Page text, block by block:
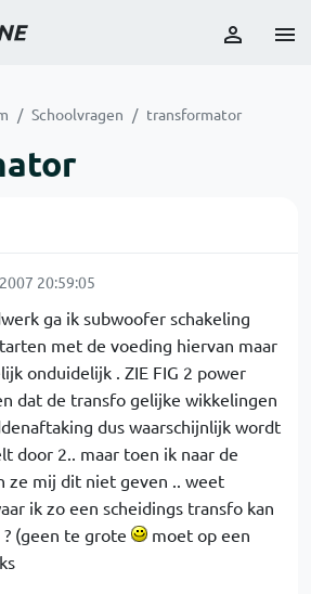
Schoolvragen transformator
20:59:05
ga ik subwoofer schakeling
met de voeding hiervan maar
onduidelijk . ZIE FIG 2 power
dat de transfo gelijke wikkelingen
dus waarschijnlijk wordt
door 2.. maar toen ik naar de
ze mij dit niet geven .. weet
ik zo een scheidings transfo kan
(geen te grote
moet op een